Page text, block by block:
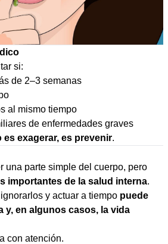
si:
de 2–3 semanas
al mismo tiempo
de enfermedades graves
es exagerar, es prevenir.
una parte simple del cuerpo, pero
importantes de la salud interna.
y actuar a tiempo puede
y, en algunos casos, la vida
con atención.